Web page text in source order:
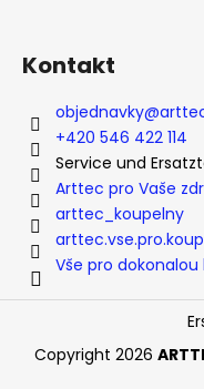
Kontakt
objednavky@
+420 546 422 114
Service und
Arttec pro Vaše
arttec_koupelny
Vše pro dokonalou
Copyright 2026